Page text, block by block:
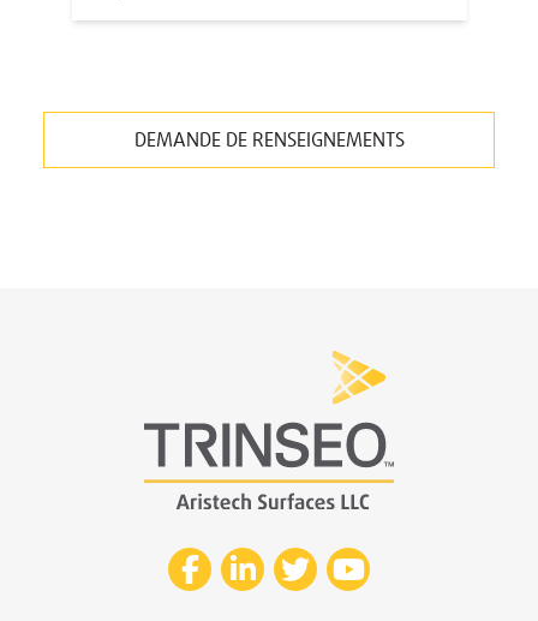
DEMANDE DE RENSEIGNEMENTS